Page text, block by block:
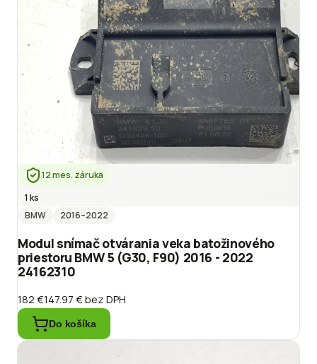
12 mes. záruka
1 ks
BMW
2016–2022
Modul snímač otvárania veka batožinového
priestoru BMW 5 (G30, F90) 2016 - 2022
24162310
182 €147.97 €bez DPH
Do košíka